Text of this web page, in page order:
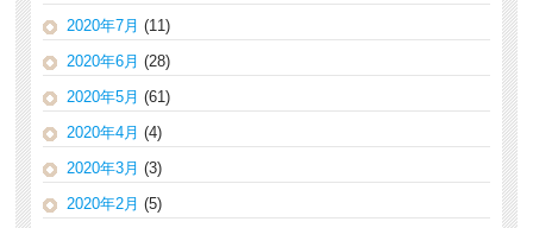
2020年7月 (11)
2020年6月 (28)
2020年5月 (61)
2020年4月 (4)
2020年3月 (3)
2020年2月 (5)